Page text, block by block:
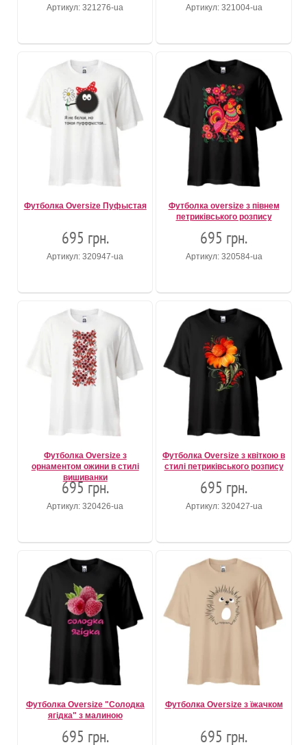
Артикул: 321276-ua Артикул: 321004-ua
Футболка Oversize Пуфыстая
695 грн.
Артикул: 320947-ua
Футболка oversize з півнем
петриківського розпису
695 грн.
Артикул: 320584-ua
Футболка Oversize з
орнаментом ожини в стилі
вишиванки
695 грн.
Артикул: 320426-ua
Футболка Oversize з квіткою в
стилі петриківського розпису
695 грн.
Артикул: 320427-ua
Футболка Oversize "Солодка
ягідка" з малиною
695 грн.
Футболка Oversize з їжачком
695 грн.